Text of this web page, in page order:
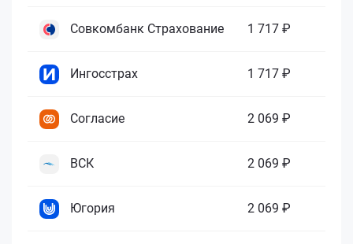
Совкомбанк Страхование 1 717 ₽
Ингосстрах 1 717 ₽
Согласие 2 069 ₽
ВСК 2 069 ₽
Югория 2 069 ₽